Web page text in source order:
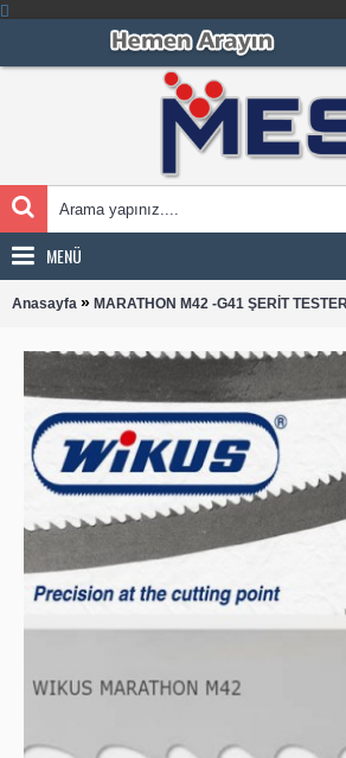
MENÜ
Anasayfa » MARATHON M42 -G41 ŞERİT